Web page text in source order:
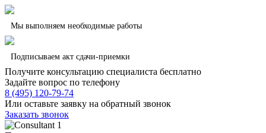
Мы выполняем необходимые работы
Подписываем акт сдачи-приемки
Получите консультацию специалиста бесплатно
Задайте вопрос по телефону
8 (495) 120-79-74
Или оставьте заявку на обратный звонок
Заказать звонок